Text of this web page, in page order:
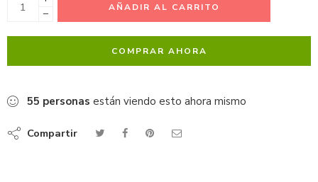
−
AÑADIR AL CARRITO
COMPRAR AHORA
55 personas están viendo esto ahora mismo
Compartir